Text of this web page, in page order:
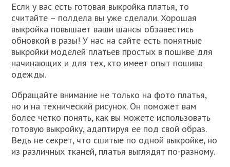
Если у вас есть готовая выкройка платья, то
считайте – полдела вы уже сделали. Хорошая
выкройка повышает ваши шансы обзавестись
обновкой в разы! У нас на сайте есть понятные
выкройки моделей платьев простых в пошиве для
начинающих и для тех, кто имеет опыт пошива
одежды.
Обращайте внимание не только на фото платья,
но и на технический рисунок. Он поможет вам
более четко понять, как вы можете использовать
готовую выкройку, адаптируя ее под свой образ.
Ведь не секрет, что сшитые по одной выкройке, но
из различных тканей, платья выглядят по-разному.